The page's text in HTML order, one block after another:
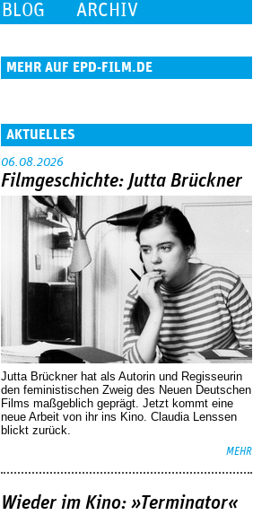
BLOG ARCHIV
MEHR AUF EPD-FILM.DE
AKTUELLES
06.08.2026
Filmgeschichte: Jutta Brückner
Jutta Brückner hat als Autorin und Regisseurin
den feministischen Zweig des Neuen Deutschen
Films maßgeblich geprägt. Jetzt kommt eine
neue Arbeit von ihr ins Kino. Claudia Lenssen
blickt zurück.
MEHR
Wieder im Kino: »Terminator«